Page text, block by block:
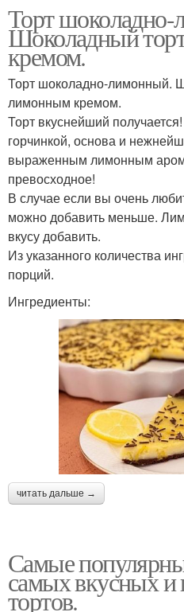
Торт
Шоколадный
кремом.
Торт шоколадно-лимонный.
лимонным кремом.
Торт вкуснейший
горчинкой, основа и
выраженным лимонным
превосходное!
В случае если вы очень
можно добавить меньше.
вкусу добавить.
Из указанного количества
порций.
Ингредиенты:
читать дальше →
Самые
самых вкусных
тортов.